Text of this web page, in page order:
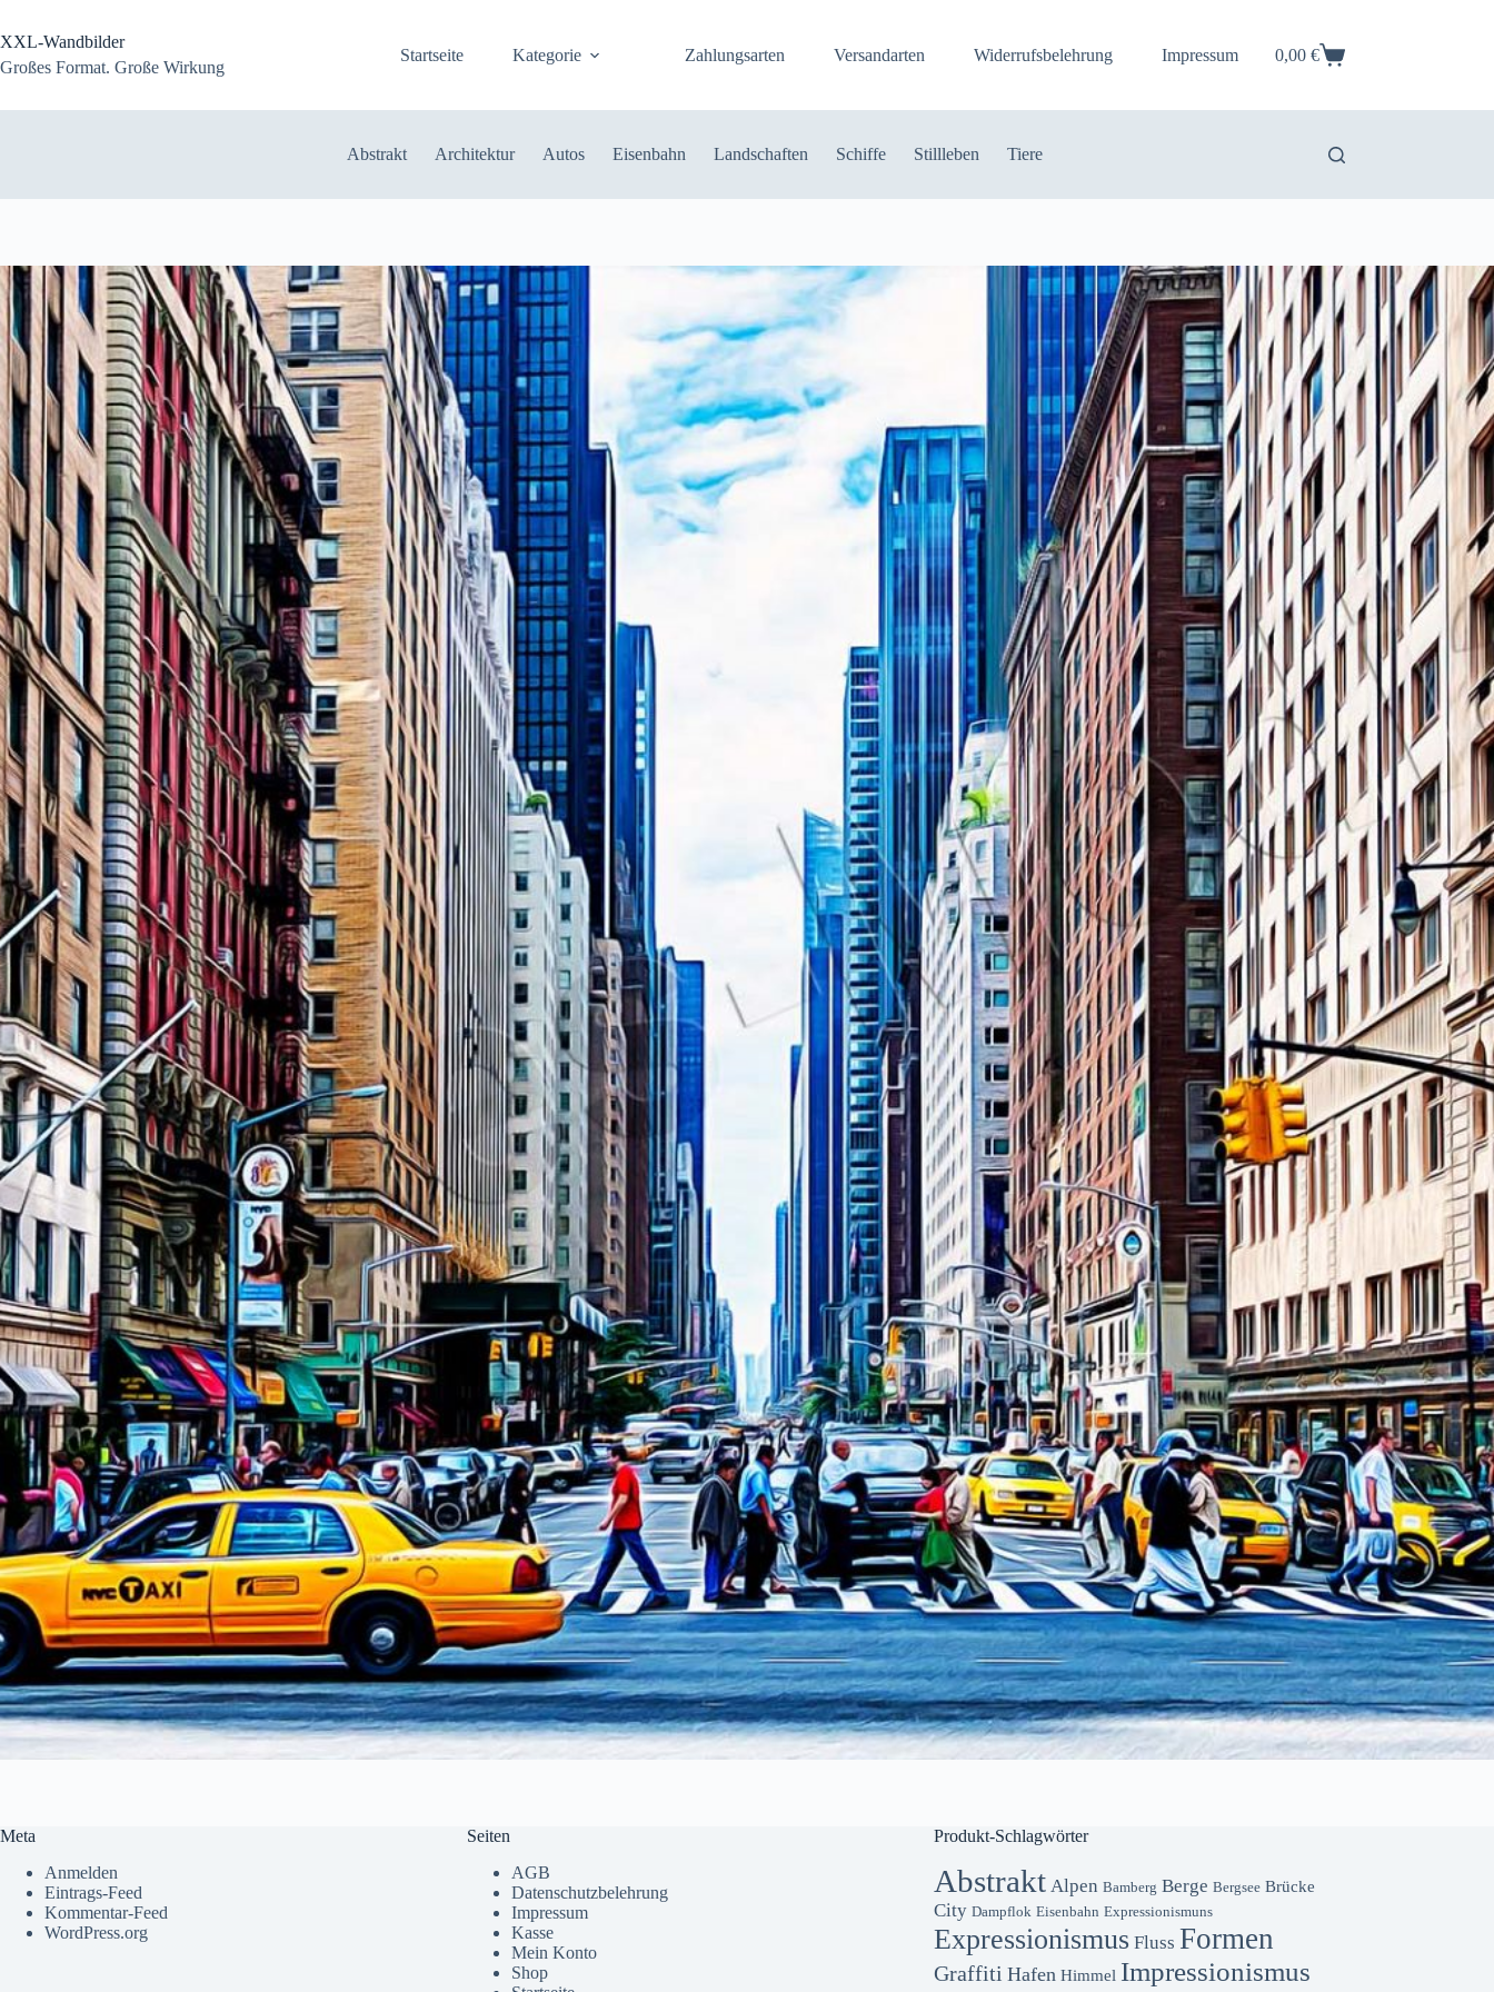
springen
XXL-Wandbilder
Großes Format. Große Wirkung
Startseite Kategorie Zahlungsarten Versandarten Widerrufsbelehrung Impressum Warenkorb
0,00 €
Abstrakt Architektur Autos Eisenbahn Landschaften Schiffe Stillleben Tiere
Meta
Anmelden
Eintrags-Feed
Kommentar-Feed
WordPress.org
Seiten
AGB
Datenschutzbelehrung
Impressum
Kasse
Mein Konto
Shop
Produkt-Schlagwörter
Abstrakt Alpen Bamberg Berge Bergsee Brücke
City Dampflok Eisenbahn Expressionismuns
Expressionismus Fluss Formen
Graffiti Hafen Himmel Impressionismus